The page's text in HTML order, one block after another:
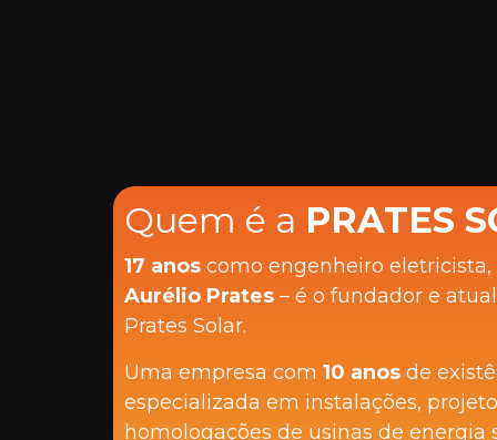
Quem é a PRATES
17 anos como engenheiro eletricista,
Aurélio Prates – é o fundador e
Prates Solar.
Uma empresa com 10 anos de
especializada em instalações,
homologações de usinas de energia